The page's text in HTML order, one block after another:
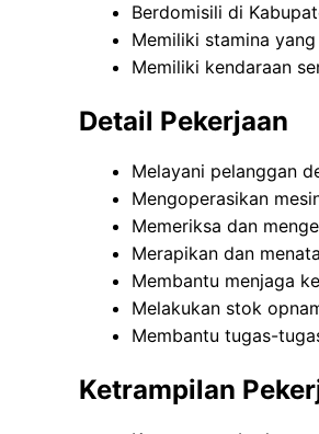
Berdomisili di
Memiliki stamina
Memiliki kendaraan
Detail Pekerjaan
Melayani pelanggan
Mengoperasikan
Memeriksa dan
Merapikan dan
Membantu menjaga
Melakukan stok
Membantu tugas-
Ketrampilan